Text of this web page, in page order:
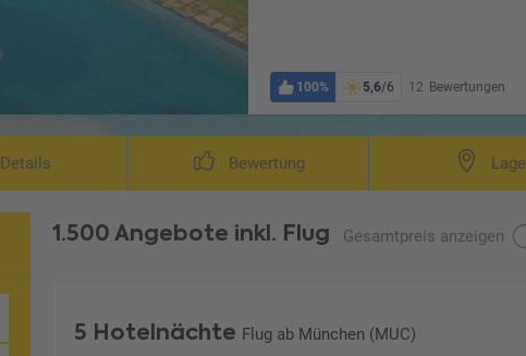
100% 5,6/6 12 Bewertungen
Details Bewertung Lage
1.500 Angebote inkl. Flug Gesamtpreis anzeigen
5 Hotelnächte Flug ab München (MUC)